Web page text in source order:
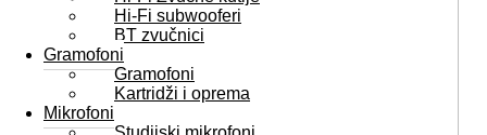
Hi-Fi subwooferi
BT zvučnici
Gramofoni
Gramofoni
Kartridži i oprema
Mikrofoni